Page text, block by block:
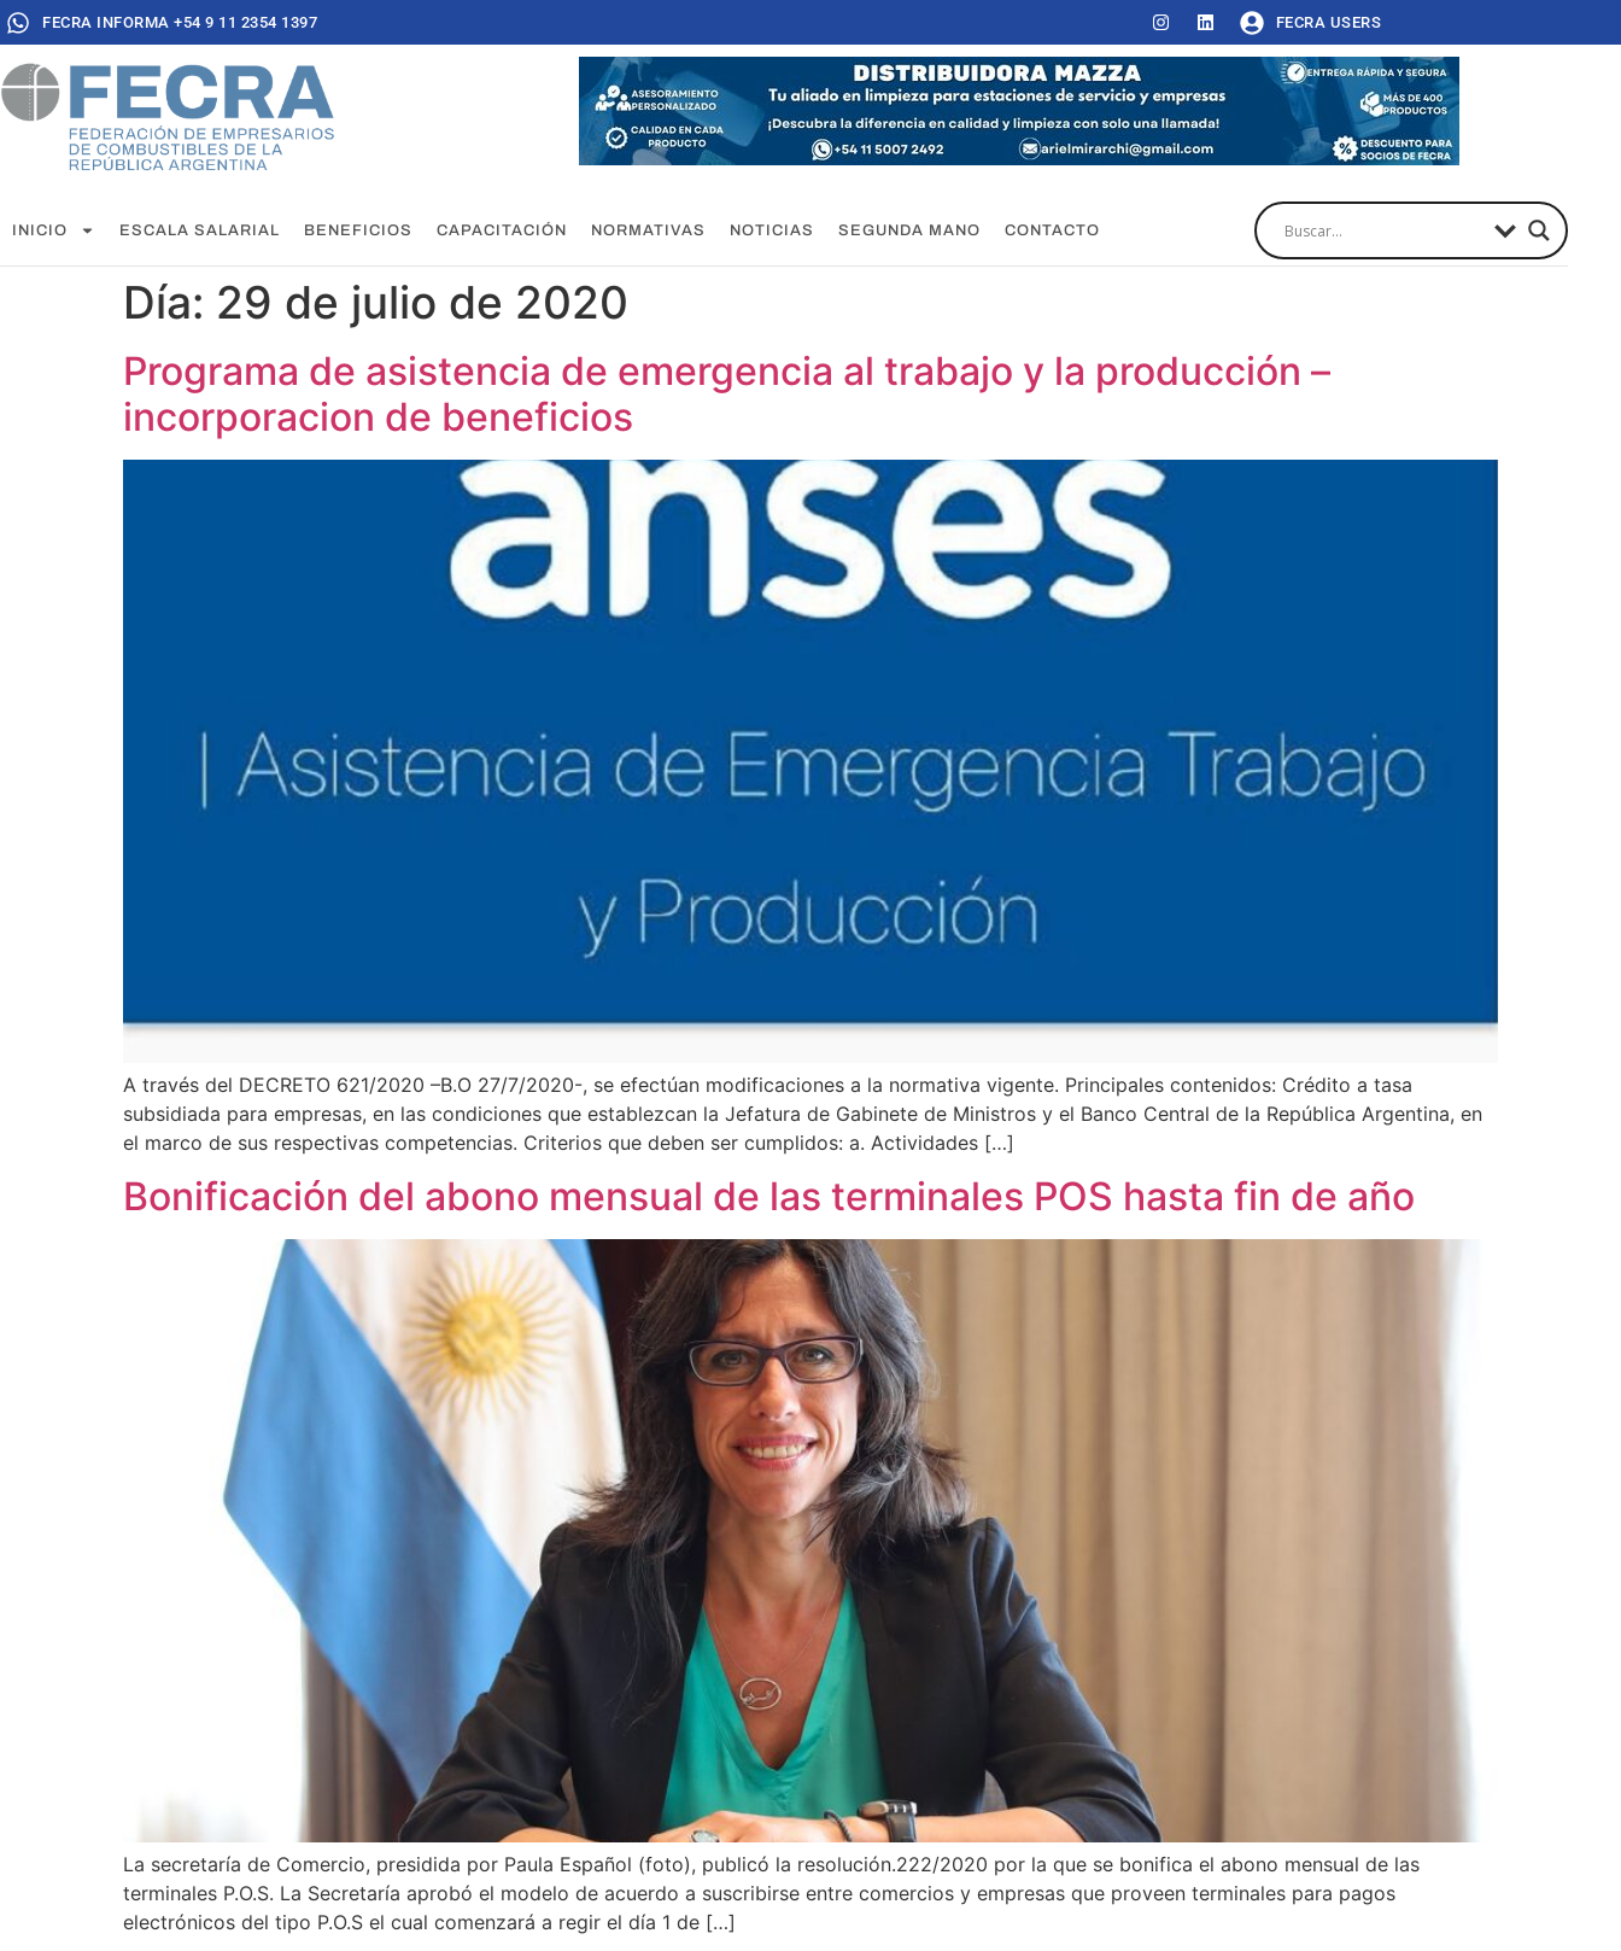
FECRA INFORMA +54 9 11 2354 1397 FECRA USERS
INICIO ESCALA SALARIAL BENEFICIOS CAPACITACIÓN NORMATIVAS NOTICIAS SEGUNDA MANO CONTACTO
Día: 29 de julio de 2020
Programa de asistencia de emergencia al trabajo y la producción –
incorporacion de beneficios
A través del DECRETO 621/2020 –B.O 27/7/2020-, se efectúan modificaciones a la normativa vigente. Principales contenidos: Crédito a tasa
subsidiada para empresas, en las condiciones que establezcan la Jefatura de Gabinete de Ministros y el Banco Central de la República Argentina, en
el marco de sus respectivas competencias. Criterios que deben ser cumplidos: a. Actividades […]
Bonificación del abono mensual de las terminales POS hasta fin de año
La secretaría de Comercio, presidida por Paula Español (foto), publicó la resolución.222/2020 por la que se bonifica el abono mensual de las
terminales P.O.S. La Secretaría aprobó el modelo de acuerdo a suscribirse entre comercios y empresas que proveen terminales para pagos
electrónicos del tipo P.O.S el cual comenzará a regir el día 1 de […]